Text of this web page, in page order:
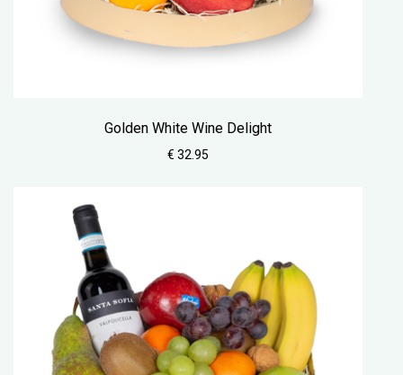
Golden White Wine Delight
€ 32.95